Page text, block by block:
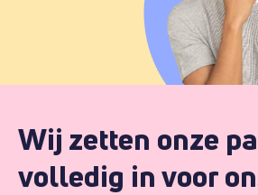
Wij zetten onze
volledig in voor